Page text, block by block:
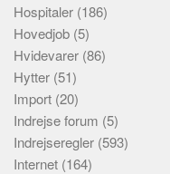
Hospitaler (186)
Hovedjob (5)
Hvidevarer (86)
Hytter (51)
Import (20)
Indrejse forum (5)
Indrejseregler (593)
Internet (164)